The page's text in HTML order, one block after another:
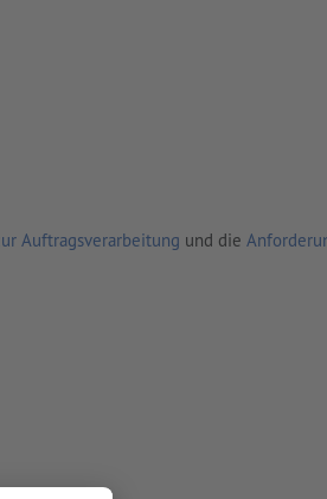
Auftragsverarbeitung und die